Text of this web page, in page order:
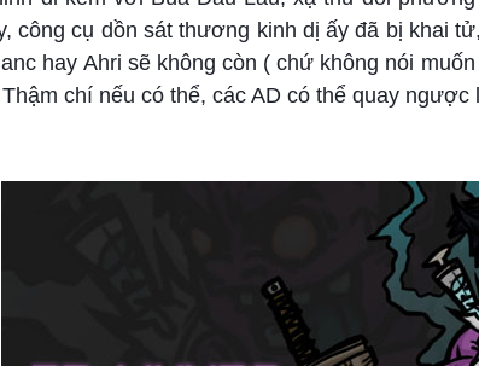
công cụ dồn sát thương kinh dị ấy đã bị khai
hay Ahri sẽ không còn ( chứ không nói
chí nếu có thể, các AD có thể quay